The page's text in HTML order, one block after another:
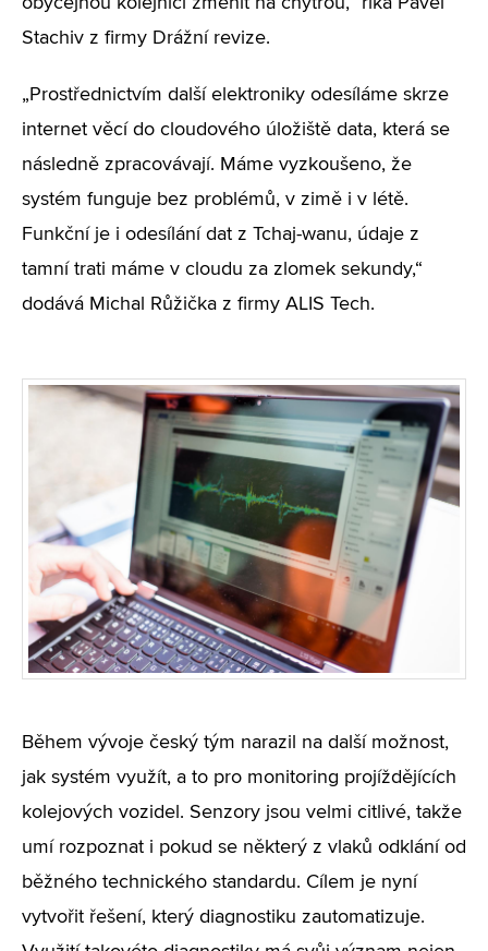
Stachiv z firmy Drážní revize.
„Prostřednictvím další elektroniky odesíláme skrze
internet věcí do cloudového úložiště data, která se
následně zpracovávají. Máme vyzkoušeno, že
systém funguje bez problémů, v zimě i v létě.
Funkční je i odesílání dat z Tchaj-wanu, údaje z
tamní trati máme v cloudu za zlomek sekundy,“
dodává Michal Růžička z firmy ALIS Tech.
Během vývoje český tým narazil na další možnost,
jak systém využít, a to pro monitoring projíždějících
kolejových vozidel. Senzory jsou velmi citlivé, takže
umí rozpoznat i pokud se některý z vlaků odklání od
běžného technického standardu. Cílem je nyní
vytvořit řešení, který diagnostiku zautomatizuje.